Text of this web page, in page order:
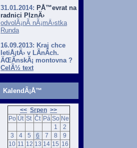
31.01.2014: PÅ™evrat na
radnici PlznÄ›
odvolÃ¡nÃ­ nÃ¡mÄ›stka
Runda
16.09.2013: Kraj chce
letiÅ¡tÄ› v LÃ­nÃ­ch.
ÄŒÃ­nskÃ¡ montovna ?
CelÃ½ text
KalendÃ¡Å™
<< Srpen >>
Po Út St Čt Pá So Ne
1
2
3
4 5 6 7 8
9
10 11 12 13 14 15 16